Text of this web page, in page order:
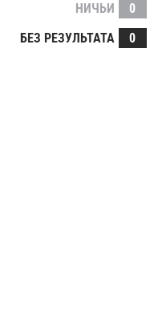
НИЧЬИ
0
БЕЗ РЕЗУЛЬТАТА
0